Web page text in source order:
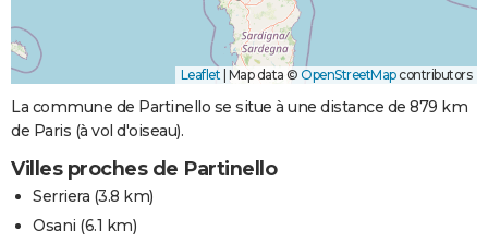
Leaflet Map data © OpenStreetMapcontributors
La commune de Partinello se situe à une distance de 879 km
de Paris (à vol d'oiseau).
Villes proches de Partinello
Serriera (3.8 km)
Osani (6.1 km)